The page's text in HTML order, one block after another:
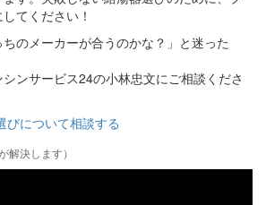
てください！
ちのメーカーが合うのかな？」と迷った
ンサービス24の小林忠文にご相談くださ
びについて相談する
解決します）